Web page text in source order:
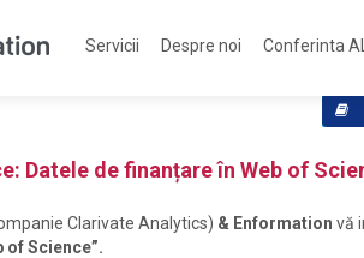
Servicii Despre noi Conferinta
Datele de finanțare în Web of
Clarivate Analytics) & Enformation vă
of Science”.